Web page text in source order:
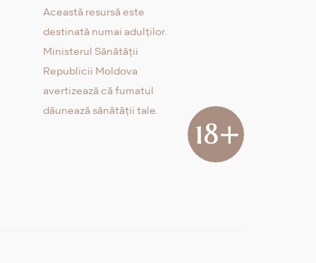
Această resursă este
destinată numai adulților.
Ministerul Sănătății
Republicii Moldova
avertizează că fumatul
dăunează sănătății tale.